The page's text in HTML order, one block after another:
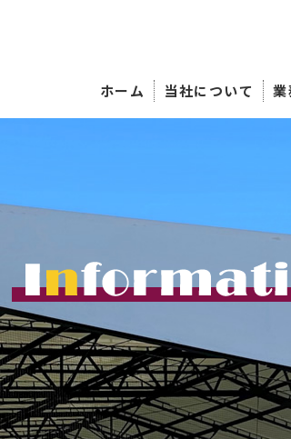
ホーム 当社について 業